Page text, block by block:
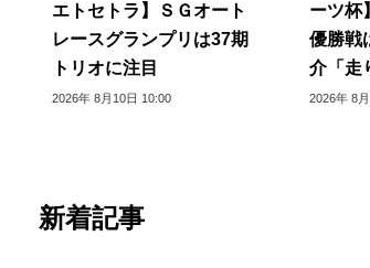
エトセトラ】ＳＧオート
レースグランプリは37期
トリオに注目
2026年 8月10日 10:00
ーツ杯
優勝
介「走
2026年 8
新着記事